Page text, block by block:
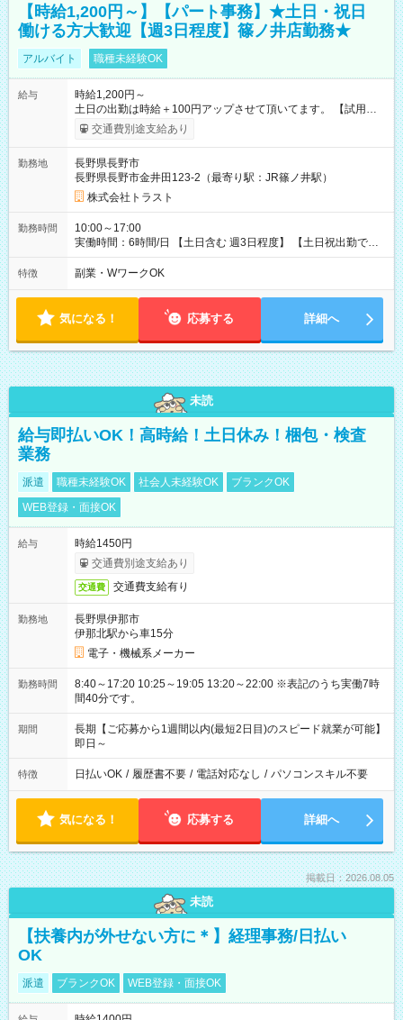
【時給1,200円～】【パート事務】★土日・祝日
働ける方大歓迎【週3日程度】篠ノ井店勤務★
アルバイト 職種未経験OK
給与
時給1,200円～
土日の出勤は時給＋100円アップさせて頂いてます。 【試用期
間】試用期間なし
交通費別途支給あり
勤務地
長野県長野市
長野県長野市金井田123-2（最寄り駅：JR篠ノ井駅）
株式会社トラスト
勤務時間
10:00～17:00
実働時間：6時間/日 【土日含む 週3日程度】 【土日祝出勤でき
る方優遇！】
特徴 副業・WワークOK
気になる！ 応募する 詳細へ
未読
給与即払いOK！高時給！土日休み！梱包・検査
業務
派遣 職種未経験OK 社会人未経験OK
ブランクOK
WEB登録・面接OK
給与
時給1450円
交通費別途支給あり
交通費 交通費支給有り
勤務地
長野県伊那市
伊那北駅から車15分
電子・機械系メーカー
勤務時間
8:40～17:20 10:25～19:05 13:20～22:00 ※表記のうち実働7時
間40分です。
期間
長期【ご応募から1週間以内(最短2日目)のスピード就業が可能】
即日～
特徴 日払いOK / 履歴書不要 / 電話対応なし / パソコンスキル不要
気になる！ 応募する 詳細へ
掲載日：2026.08.05
未読
【扶養内が外せない方に＊】経理事務/日払い
OK
派遣 ブランクOK WEB登録・面接OK